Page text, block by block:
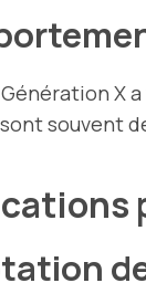
X
souvent